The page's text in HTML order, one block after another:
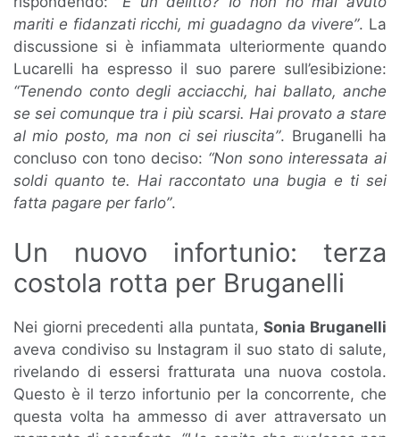
mariti e fidanzati ricchi, mi guadagno da vivere”. La
discussione si è infiammata ulteriormente quando
Lucarelli ha espresso il suo parere sull’esibizione:
“Tenendo conto degli acciacchi, hai ballato, anche
se sei comunque tra i più scarsi. Hai provato a stare
al mio posto, ma non ci sei riuscita”. Bruganelli ha
concluso con tono deciso: “Non sono interessata ai
soldi quanto te. Hai raccontato una bugia e ti sei
fatta pagare per farlo”.
Un nuovo infortunio: terza
costola rotta per Bruganelli
Nei giorni precedenti alla puntata,Sonia Bruganelli
aveva condiviso su Instagram il suo stato di salute,
rivelando di essersi fratturata una nuova costola.
Questo è il terzo infortunio per la concorrente, che
questa volta ha ammesso di aver attraversato un